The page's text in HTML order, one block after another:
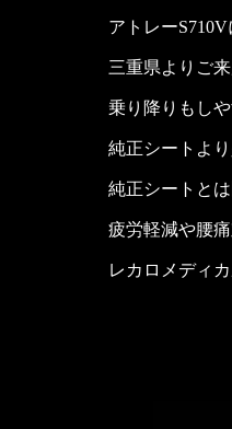
アトレー
三重県よりご
乗り降りもし
純正シートよ
純正シートと
疲労軽減や腰
レカロメディ